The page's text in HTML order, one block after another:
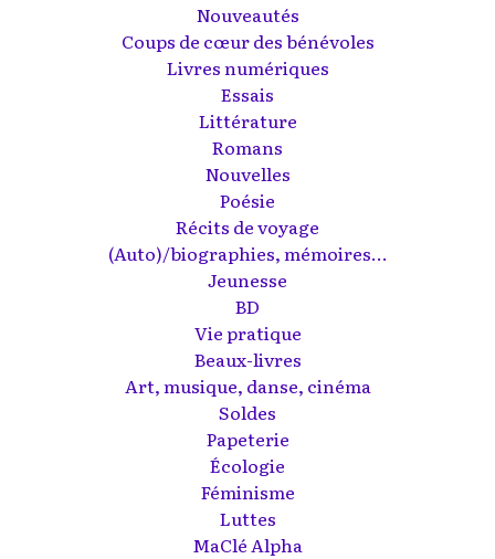
Nouveautés
Coups de cœur des bénévoles
Livres numériques
Essais
Littérature
Romans
Nouvelles
Poésie
Récits de voyage
(Auto)/biographies, mémoires...
Jeunesse
BD
Vie pratique
Beaux-livres
Art, musique, danse, cinéma
Soldes
Papeterie
Écologie
Féminisme
Luttes
MaClé Alpha